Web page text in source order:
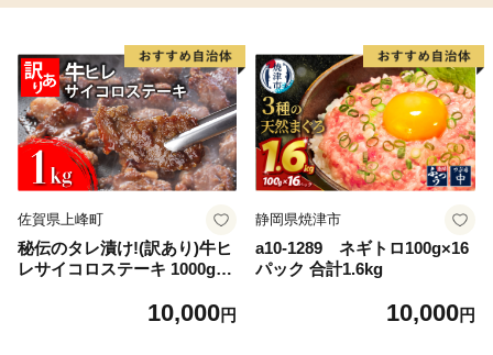
佐賀県上峰町
秘伝のタレ漬け!(訳あり)牛ヒ
レサイコロステーキ 1000g
10,000円
静岡県焼津市
a10-1289 ネギトロ100g×16
パック 合計1.6kg
10,000円